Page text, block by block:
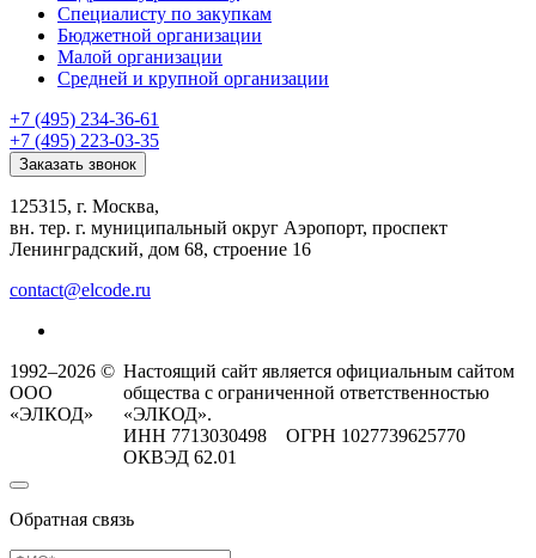
Специалисту по закупкам
Бюджетной организации
Малой организации
Средней и крупной организации
+7 (495) 234-36-61
+7 (495) 223-03-35
Заказать звонок
125315, г. Москва,
вн. тер. г. муниципальный округ Аэропорт, проспект
Ленинградский, дом 68, строение 16
contact@elcode.ru
1992–2026 ©
ООО
«ЭЛКОД»
Настоящий сайт является официальным сайтом
общества с ограниченной ответственностью
«ЭЛКОД».
ИНН 7713030498 ОГРН 1027739625770
ОКВЭД 62.01
Обратная связь